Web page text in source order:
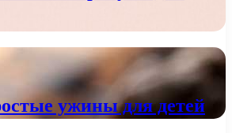
ужины для детей